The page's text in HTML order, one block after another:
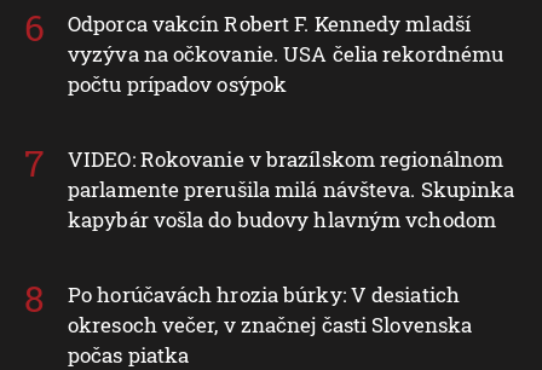
Odporca vakcín Robert F. Kennedy mladší
vyzýva na očkovanie. USA čelia rekordnému
počtu prípadov osýpok
VIDEO: Rokovanie v brazílskom regionálnom
parlamente prerušila milá návšteva. Skupinka
kapybár vošla do budovy hlavným vchodom
Po horúčavách hrozia búrky: V desiatich
okresoch večer, v značnej časti Slovenska
počas piatka